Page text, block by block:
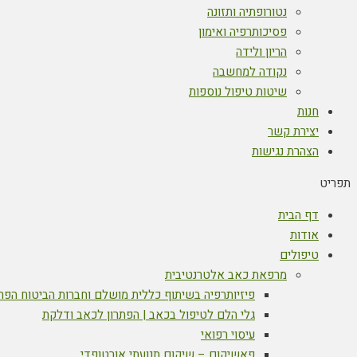
נטורופתיה ותזונה
פסיכותרפיה ואימון
הריון ולידה
נקודה למחשבה
שיטות טיפול נוספות
חנות
יצירת קשר
הצהרת נגישות
תפריט
דף הבית
אודות
טיפולים
מרפאת כאב אלטרנטיבית
פיזיותרפיה בשיתוף כללית מושלם וחברות הביטוח
גלי הלם לטיפול בכאב | הפתרון לכאב ודלקת
עיסוי רפואי